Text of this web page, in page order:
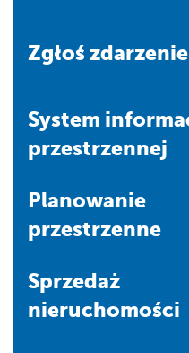
Zgłoś zdarzenie
system informacji
przestrzennej
Planowanie
przestrzenne
Sprzedaż
nieruchomości